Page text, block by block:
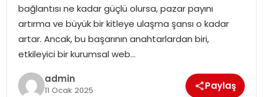
EĞITIM
YAŞAM
bağlantısı ne kadar güçlü olursa, pazar payını
artırma ve büyük bir kitleye ulaşma şansı o kadar
artar. Ancak, bu başarının anahtarlardan biri,
etkileyici bir kurumsal web…
admin
11 Ocak 2025 Paylaş